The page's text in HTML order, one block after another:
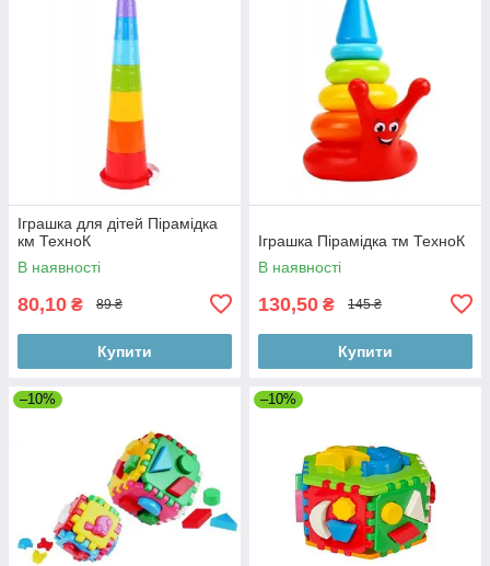
Іграшка для дітей Пірамідка
км ТехноК
В наявності
80,10 ₴ 89 ₴
Купити
Іграшка Пірамідка тм ТехноК
В наявності
130,50 ₴ 145 ₴
Купити
–10% –10%